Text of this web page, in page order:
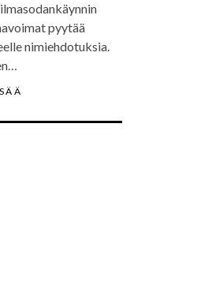
pyytää
nimiehdotuksia.